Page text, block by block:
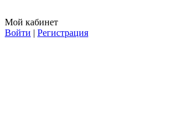
Мой кабинет
Войти | Регистрация